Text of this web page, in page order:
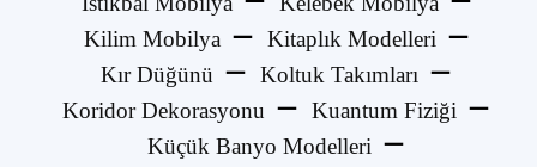
Kilim Mobilya
Kitaplık Modelleri
Kır Düğünü
Koltuk Takımları
Koridor Dekorasyonu
Kuantum Fiziği
Küçük Banyo Modelleri